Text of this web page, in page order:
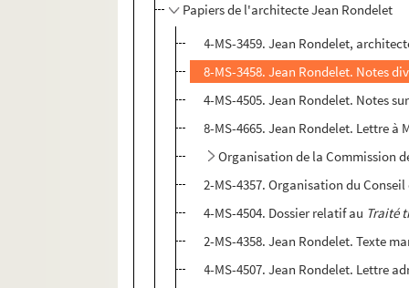
Papiers de l'architecte Jean Rondelet
4-MS-3459. Jean Rondelet,
8-MS-3458. Jean Rondelet. Notes
4-MS-4505. Jean Rondelet. Notes
8-MS-4665. Jean Rondelet. Lettre
Organisation de la Commission
2-MS-4357. Organisation du
4-MS-4504. Dossier relatif au Traité
2-MS-4358. Jean Rondelet. Texte
4-MS-4507. Jean Rondelet. Lettre